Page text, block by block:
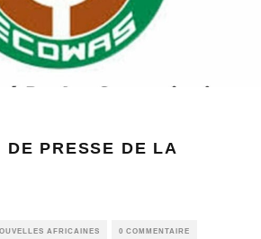
DE PRESSE DE LA
AFRICAINES 0 COMMENTAIRE